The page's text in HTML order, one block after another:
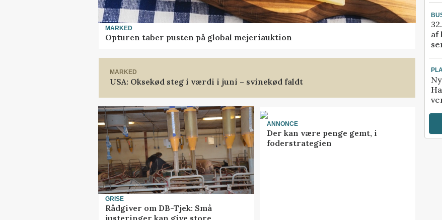
MARKED
Opturen taber pusten på global mejeriauktion
MARKED
USA: Oksekød steg i værdi i juni – svinekød faldt
GRISE
Rådgiver om DB-Tjek: Små
ANNONCE
Der kan være penge gemt, i
foderstrategien
af